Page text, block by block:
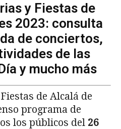
y Fiestas de
2023: consulta
de conciertos,
de las
y mucho más
de Alcalá de
programa de
los públicos del 26